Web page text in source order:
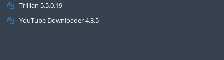
Trillian 5.5.0.19
YouTube Downloader 4.8.5